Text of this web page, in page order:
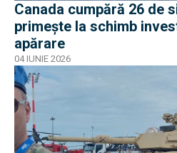
Canada cumpără 26 de
primește la schimb
apărare
04 IUNIE 2026